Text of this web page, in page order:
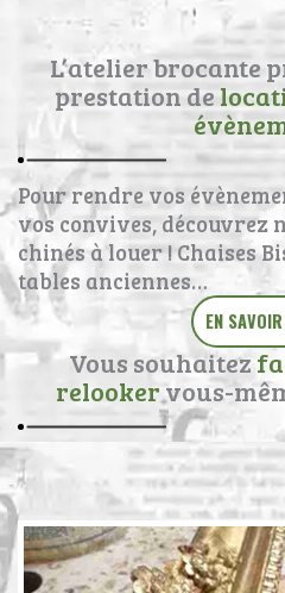
L’atelier brocante
prestation de
Pour rendre vos
vos convives, découvrez
chinés à louer ! Chaises
tables anciennes…
EN
Vous souhaitez
relookervous-